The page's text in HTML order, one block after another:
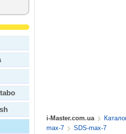
i-Master.com.ua
max-7
SDS-max-7